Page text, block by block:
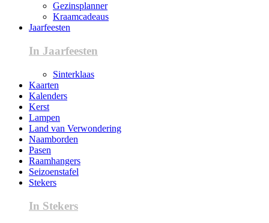
Gezinsplanner
Kraamcadeaus
Jaarfeesten
In Jaarfeesten
Sinterklaas
Kaarten
Kalenders
Kerst
Lampen
Land van Verwondering
Naamborden
Pasen
Raamhangers
Seizoenstafel
Stekers
In Stekers